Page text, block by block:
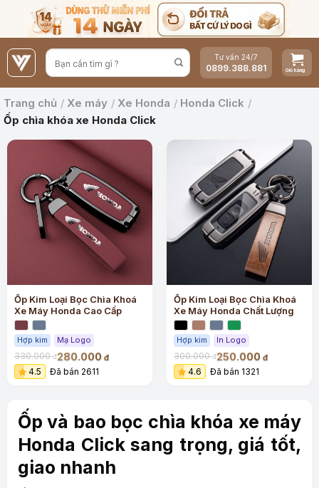
nội
dung
Tư vấn 24/7
0899.388.881
Trang chủ / Xe máy / Xe Honda / Honda Click /
Ốp chìa khóa xe Honda Click
Ốp Kim Loại Bọc Chìa Khoá
Xe Máy Honda Cao Cấp
Hợp kim Mạ Logo
330.000đ280.000 đ
4.5 Đã bán 2611
Ốp Kim Loại Bọc Chìa Khoá
Xe Máy Honda Chất Lượng
Hợp kim In Logo
300.000đ250.000 đ
4.6 Đã bán 1321
Ốp và bao bọc chìa khóa xe máy
Honda Click sang trọng, giá tốt,
giao nhanh